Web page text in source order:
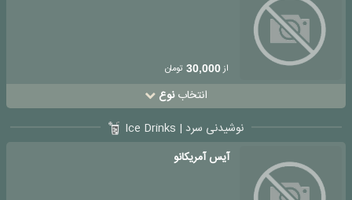
از30,000 تومان
انتخابنوع
نوشیدنی سرد | Ice Drinks
آیس آمریکانو